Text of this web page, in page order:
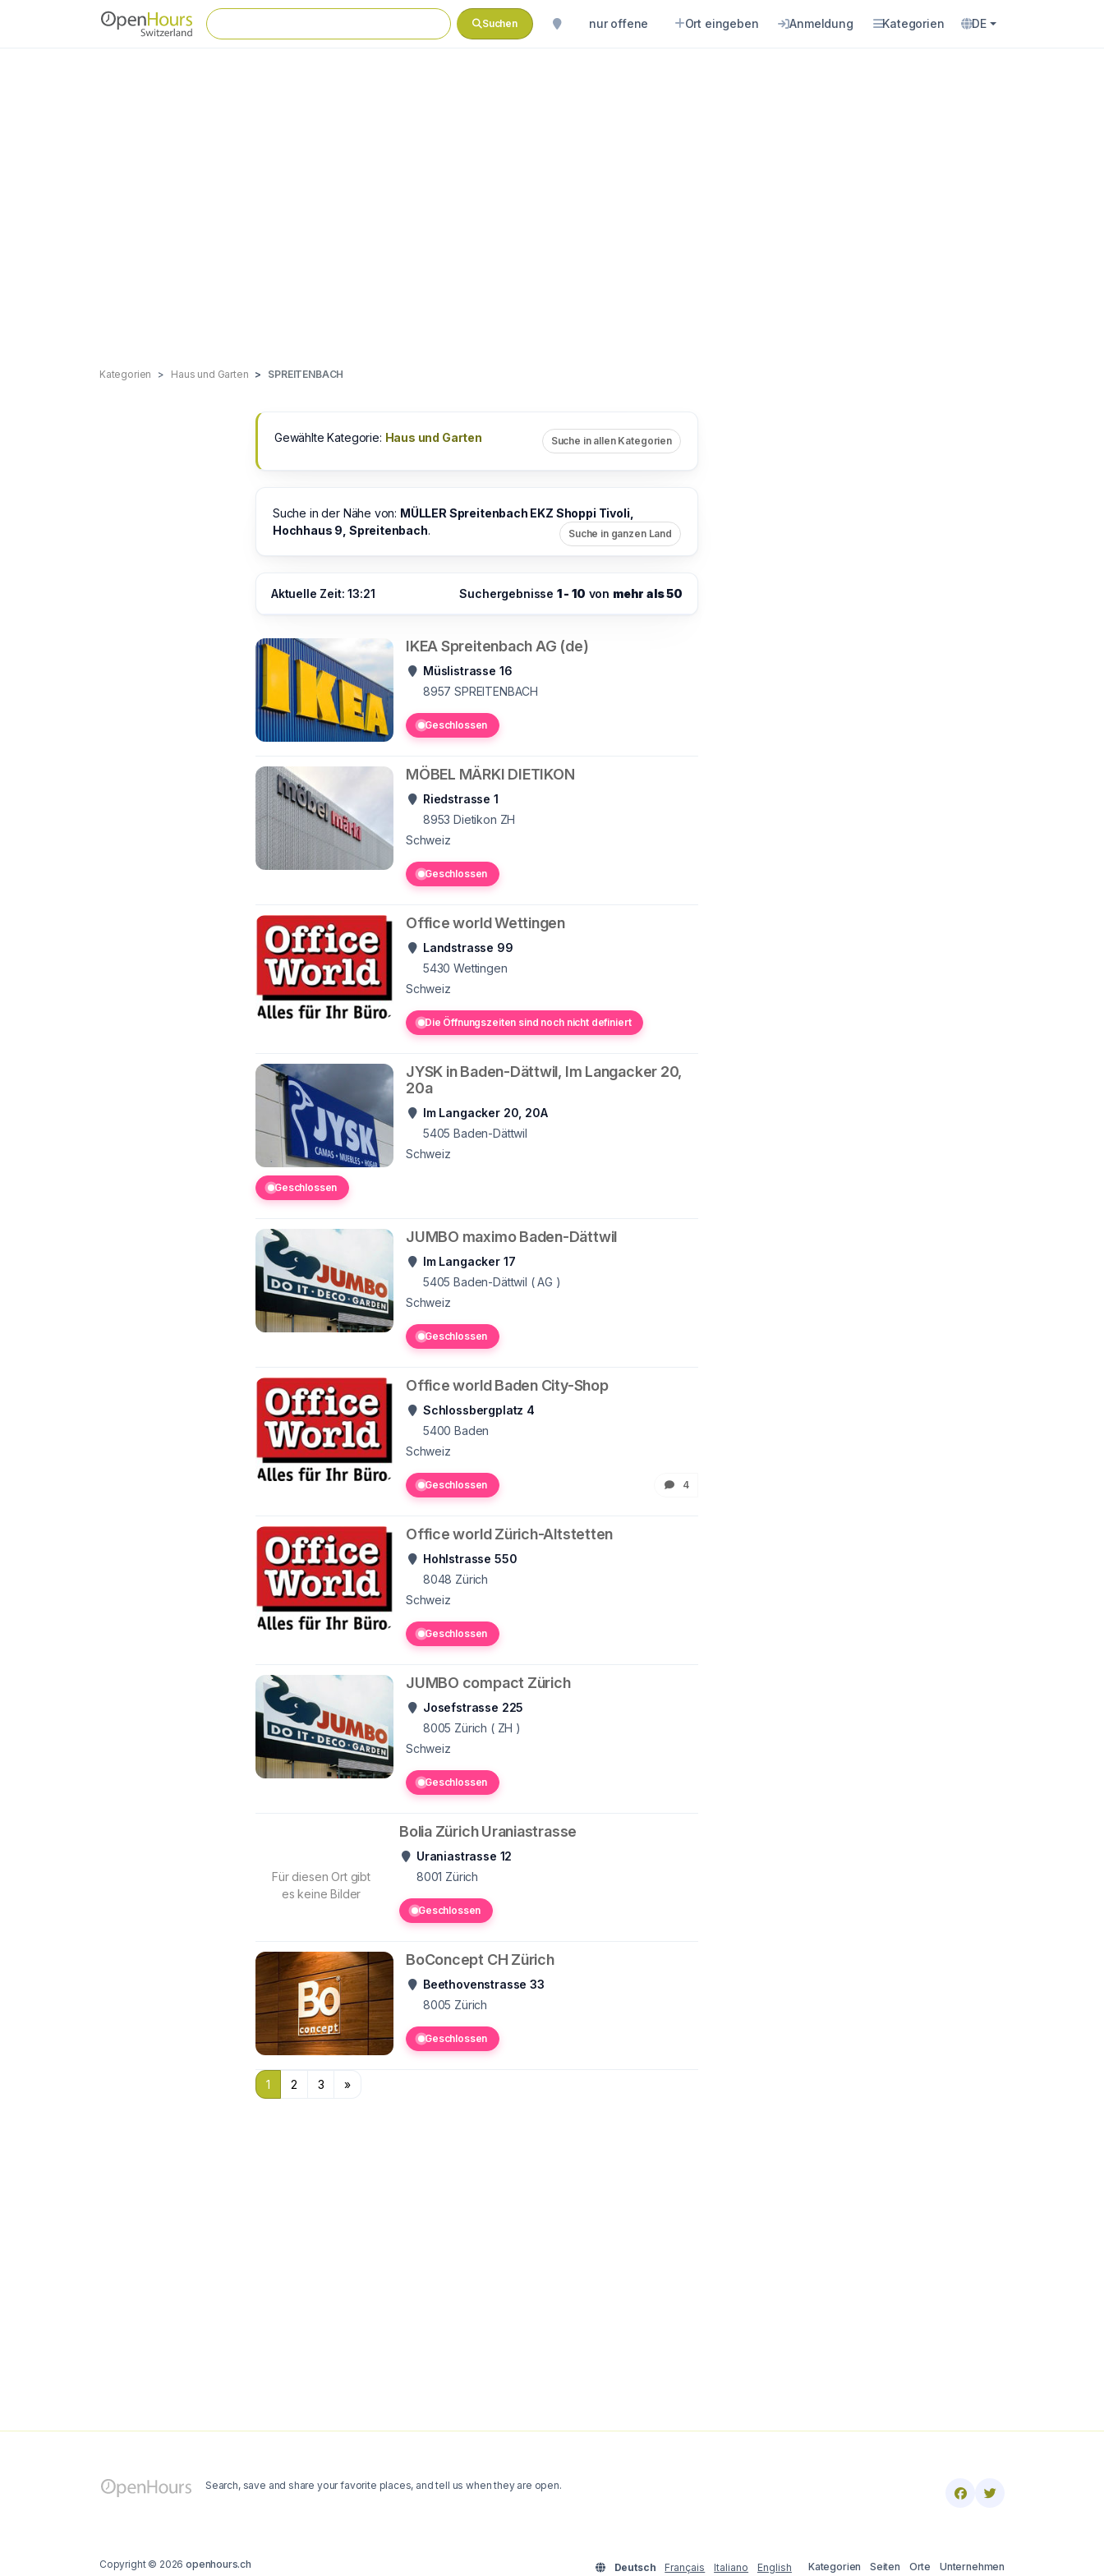
Suchen nur offene Ort eingeben Anmeldung Kategorien DE
Kategorien Haus und Garten SPREITENBACH
Gewählte Kategorie: Haus und Garten Suche in allen Kategorien
Suche in der Nähe von: MÜLLER Spreitenbach EKZ Shoppi Tivoli,
Hochhaus 9, Spreitenbach. Suche in ganzen Land
Aktuelle Zeit: 13:21 Suchergebnisse 1 - 10 von mehr als 50
IKEA Spreitenbach AG (de)
Müslistrasse 16
8957 SPREITENBACH
Geschlossen
MÖBEL MÄRKI DIETIKON
Riedstrasse 1
8953 Dietikon ZH
Schweiz
Geschlossen
Office world Wettingen
Landstrasse 99
5430 Wettingen
Schweiz
Die Öffnungszeiten sind noch nicht definiert
JYSK in Baden-Dättwil, Im Langacker 20,
20a
Im Langacker 20, 20A
5405 Baden-Dättwil
Schweiz
Geschlossen
JUMBO maximo Baden-Dättwil
Im Langacker 17
5405 Baden-Dättwil ( AG )
Schweiz
Geschlossen
Office world Baden City-Shop
Schlossbergplatz 4
5400 Baden
Schweiz
Geschlossen 4
Office world Zürich-Altstetten
Hohlstrasse 550
8048 Zürich
Schweiz
Geschlossen
JUMBO compact Zürich
Josefstrasse 225
8005 Zürich ( ZH )
Schweiz
Geschlossen
Für diesen Ort gibt
es keine Bilder
Bolia Zürich Uraniastrasse
Uraniastrasse 12
8001 Zürich
Geschlossen
BoConcept CH Zürich
Beethovenstrasse 33
8005 Zürich
Geschlossen
1 2 3 »
Search, save and share your favorite places, and tell us when they are open.
Copyright © 2026openhours.ch Kategorien Seiten Orte Unternehmen
Deutsch Français Italiano English